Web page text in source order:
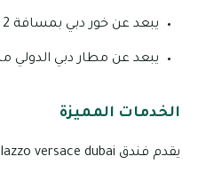
يبعد عن خور دبي بمسافة 2 كم.
يبعد عن مطار دبي الدولي
الخدمات المميزة